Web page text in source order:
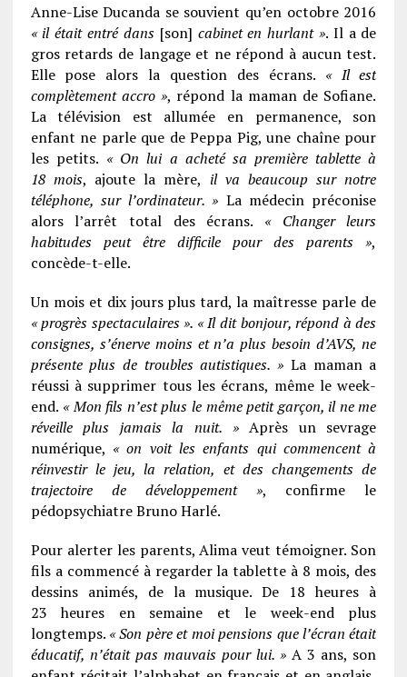
Anne-Lise Ducanda se souvient qu’en octobre 2016
« il était entré dans [son] cabinet en hurlant ». Il a de
gros retards de langage et ne ­répond à aucun test.
Elle pose alors la question des écrans. « Il est
complètement accro », répond la maman de Sofiane.
La télévision est allumée en permanence, son
enfant ne parle que de Peppa Pig, une chaîne pour
les petits. « On lui a acheté sa première tablette à
18 mois, ajoute la mère, il va beaucoup sur notre
téléphone, sur l’ordinateur. » La médecin préconise
alors l’arrêt total des écrans. « Changer leurs
habitudes peut être difficile pour des parents »,
concède-t-elle.
Un mois et dix jours plus tard, la maîtresse parle de
« progrès spectaculaires ». « Il dit bonjour, répond à des
consignes, s’énerve moins et n’a plus besoin d’AVS, ne
présente plus de troubles autistiques. » La maman a
réussi à supprimer tous les écrans, même le week-
end. « Mon fils n’est plus le même petit garçon, il ne me
réveille plus jamais la nuit. »Après un sevrage
numérique, « on voit les enfants qui commencent à
réinvestir le jeu, la relation, et des changements de
trajectoire de développement », confirme le
pédopsychiatre Bruno Harlé.
Pour alerter les parents, Alima veut témoigner. Son
fils a commencé à regarder la tablette à 8 mois, des
dessins animés, de la musique. De 18 heures à
23 heures en semaine et le week-end plus
longtemps. « Son père et moi pensions que l’écran était
éducatif, n’était pas mauvais pour lui. »A 3 ans, son